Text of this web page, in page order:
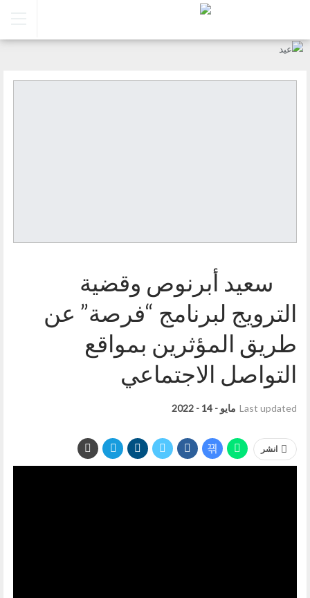
سعيد أبرنوص وقضية
الترويج لبرنامج “فرصة” عن
طريق المؤثرين بمواقع
التواصل الاجتماعي
Last updated مايو - 14 - 2022
انشر